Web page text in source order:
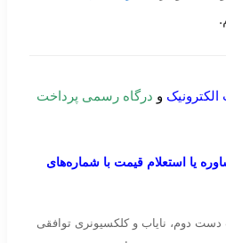
الکترونیک و درگاه رسمی پرداخت
یا استعلام قیمت با شماره‌های
دوم، نایاب و کلکسیونری توافقی